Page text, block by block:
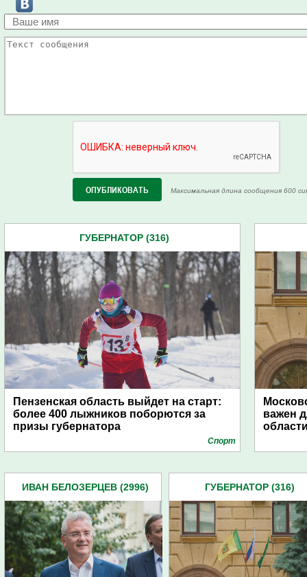
Максимальная длина сообщения 600
ГУБЕРНАТОР (316)
Пензенская область выйдет на старт:
более 400 лыжников поборются за
призы губернатора
Спорт
важен
ИВАН БЕЛОЗЕРЦЕВ (2996) ГУБЕРНАТОР (316)